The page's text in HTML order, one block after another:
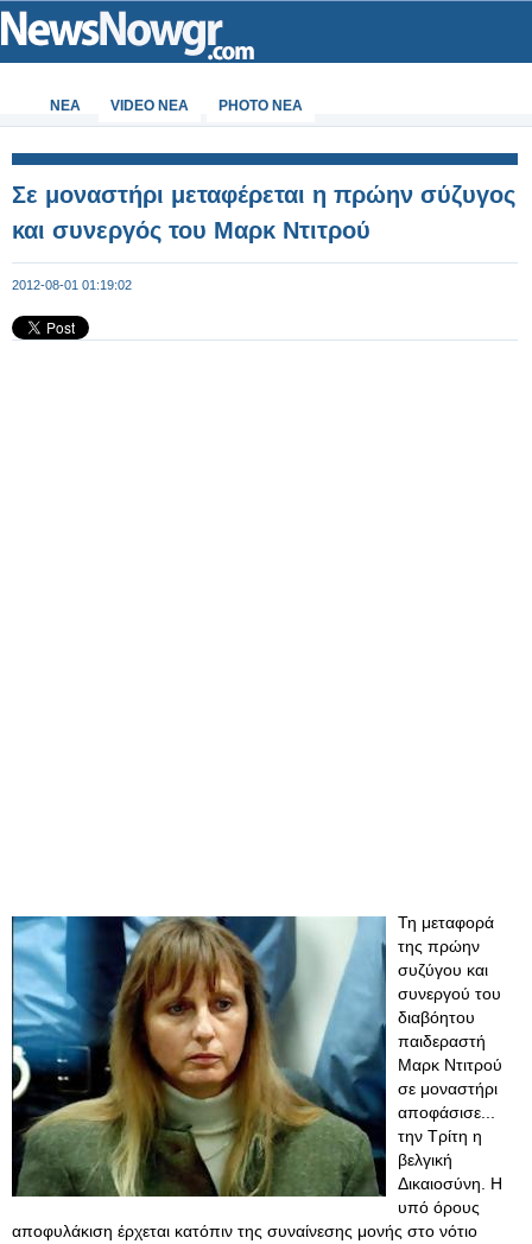
ΝΕΑ VIDEO NEA PHOTO NEA
Σε μοναστήρι μεταφέρεται η πρώην σύζυγος
και συνεργός του Μαρκ Ντιτρού
2012-08-01 01:19:02
Τη μεταφορά
της πρώην
συζύγου και
συνεργού του
διαβόητου
παιδεραστή
Μαρκ Ντιτρού
σε μοναστήρι
αποφάσισε...
την Τρίτη η
βελγική
Δικαιοσύνη. Η
υπό όρους
αποφυλάκιση έρχεται κατόπιν της συναίνεσης μονής στο νότιο